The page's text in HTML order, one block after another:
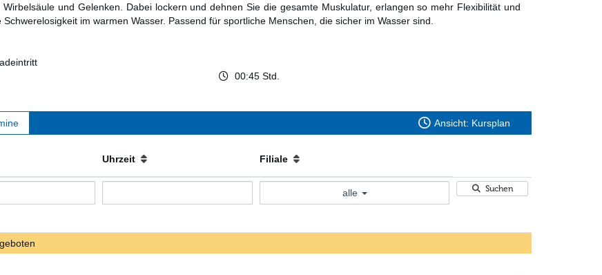
und Gelenken. Dabei lockern und dehnen Sie die gesamte Muskulatur, erlangen so mehr Flexibilität und
im warmen Wasser. Passend für sportliche Menschen, die sicher im Wasser sind.
00:45 Std.
Ansicht: Kursplan
Uhrzeit Filiale
alle Suchen